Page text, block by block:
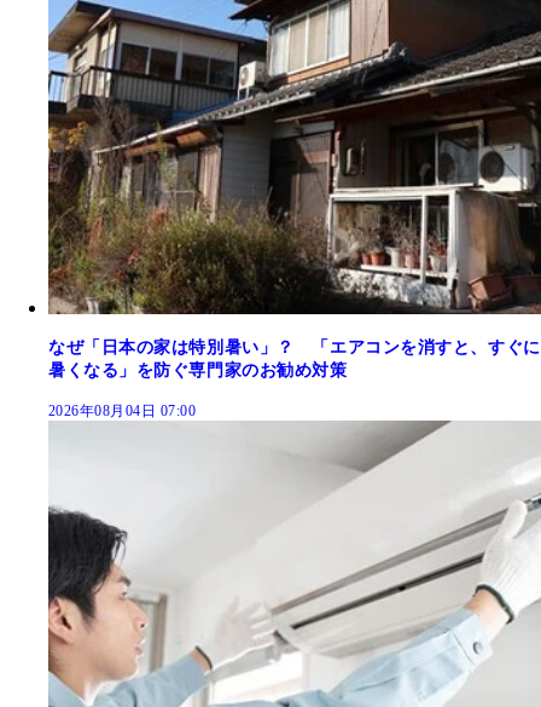
なぜ「日本の家は特別暑い」？ 「エアコンを消すと、すぐに
暑くなる」を防ぐ専門家のお勧め対策
2026年08月04日 07:00